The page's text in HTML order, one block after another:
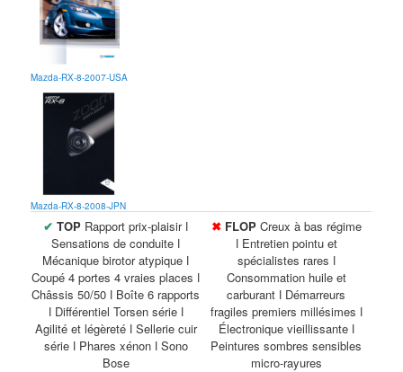
Mazda-RX-8-2007-USA
Mazda-RX-8-2008-JPN
✔ TOP Rapport prix-plaisir ǀ
Sensations de conduite ǀ
Mécanique birotor atypique ǀ
Coupé 4 portes 4 vraies places ǀ
Châssis 50/50 ǀ Boîte 6 rapports
ǀ Différentiel Torsen série ǀ
Agilité et légèreté ǀ Sellerie cuir
série ǀ Phares xénon ǀ Sono
Bose
✖FLOPCreux à bas régime
ǀ Entretien pointu et
spécialistes rares ǀ
Consommation huile et
carburant ǀ Démarreurs
fragiles premiers millésimes ǀ
Électronique vieillissante ǀ
Peintures sombres sensibles
micro-rayures